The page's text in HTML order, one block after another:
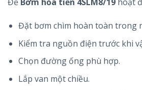
Đặt bơm chìm hoàn toàn trong
Kiểm tra nguồn điện trước khi
Chọn đường ống phù hợp.
Lắp van một chiều.